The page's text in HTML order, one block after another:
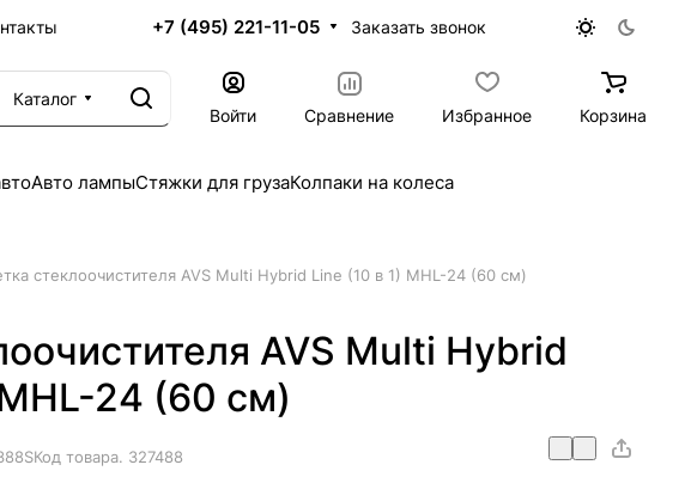
+7 (495) 221-11-05 Заказать звонок
Каталог
Войти
Сравнение Избранное Корзина
Авто лампыСтяжки для грузаКолпаки на колеса
стеклоочистителя AVS Multi Hybrid Line (10 в 1) MHL-24 (60 см)
AVS Multi Hybrid
24 (60 см)
Код товара. 327488